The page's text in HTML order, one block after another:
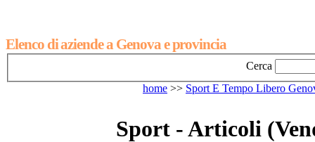
Elenco di aziende a Genova e provincia
Cerca
home >> Sport E Tempo Libero
Sport - Articoli